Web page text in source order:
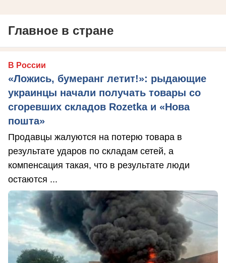
Главное в стране
В России
«Ложись, бумеранг летит!»: рыдающие
украинцы начали получать товары со
сгоревших складов Rozetka и «Нова
пошта»
Продавцы жалуются на потерю товара в
результате ударов по складам сетей, а
компенсация такая, что в результате люди
остаются ...